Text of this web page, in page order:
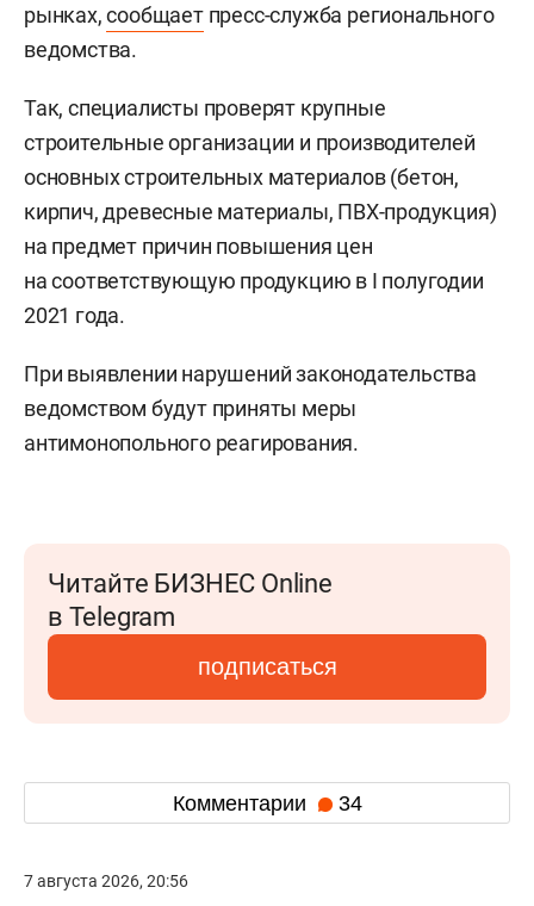
рынках,сообщаетпресс-служба регионального
ведомства.
Так, специалисты проверят крупные
строительные организации и производителей
основных строительных материалов (бетон,
кирпич, древесные материалы, ПВХ-продукция)
на предмет причин повышения цен
на соответствующую продукцию в I полугодии
2021 года.
При выявлении нарушений законодательства
ведомством будут приняты меры
антимонопольного реагирования.
Читайте БИЗНЕС Online
в Telegram
подписаться
Комментарии 34
7 августа 2026, 20:56